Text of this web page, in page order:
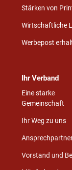
Stärken von
Wirtschaftliche
Werbepost
Ihr Verband
Eine starke
Gemeinschaft
Ihr Weg zu uns
Vorstand und